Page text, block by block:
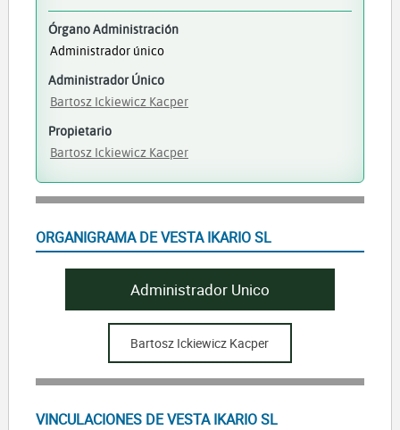
Órgano Administración
Administrador único
Administrador Único
Bartosz Ickiewicz Kacper
Propietario
Bartosz Ickiewicz Kacper
ORGANIGRAMA DE VESTA IKARIO SL
Administrador Unico
Bartosz Ickiewicz Kacper
VINCULACIONES DE VESTA IKARIO SL